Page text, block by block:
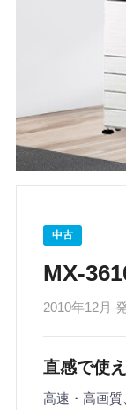
MX-
2010年12月
中古
直感で使
高速・高画